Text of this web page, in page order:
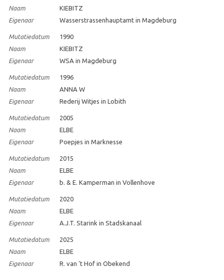
Naam
KIEBITZ
Eigenaar
Wasserstrassenhauptamt in Magdeburg
Mutatiedatum
1990
Naam
KIEBITZ
Eigenaar
WSA in Magdeburg
Mutatiedatum
1996
Naam
ANNA W
Eigenaar
Rederij Witjes in Lobith
Mutatiedatum
2005
Naam
ELBE
Eigenaar
Poepjes in Marknesse
Mutatiedatum
2015
Naam
ELBE
Eigenaar
b. & E. Kamperman in Vollenhove
Mutatiedatum
2020
Naam
ELBE
Eigenaar
A.J.T. Starink in Stadskanaal
Mutatiedatum
2025
Naam
ELBE
Eigenaar
R. van 't Hof in Obekend